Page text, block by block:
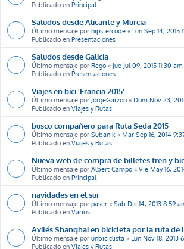
Publicado en Principal
Saludos desde Alicante y Murcia
Último mensaje por hipstercode « Lun Sep 14, 2015
Publicado en Presentaciones
Saludos desde Galicia
Último mensaje por Rego « Jue Jul 09, 2015 11:30 am
Publicado en Presentaciones
Viajes en bici 'Francia 2015'
Último mensaje por JorgeGarzon « Dom Nov 23,
Publicado en Viajes y Rutas
busco compañero para Ruta Seda 2015
Último mensaje por Subanik « Mar Sep 16, 2014
Publicado en Viajes y Rutas
Nueva web de compra de billetes tren y
Último mensaje por Albert Campo « Vie May 16,
Publicado en Principal
navidades en el sur
Último mensaje por paser « Sab Dic 14, 2013 8:59
Publicado en Varios
Avilés Shanghai en bicicleta por la ruta de
Último mensaje por unbiciclista « Lun Nov 18, 2013
Publicado en Viajes y Rutas